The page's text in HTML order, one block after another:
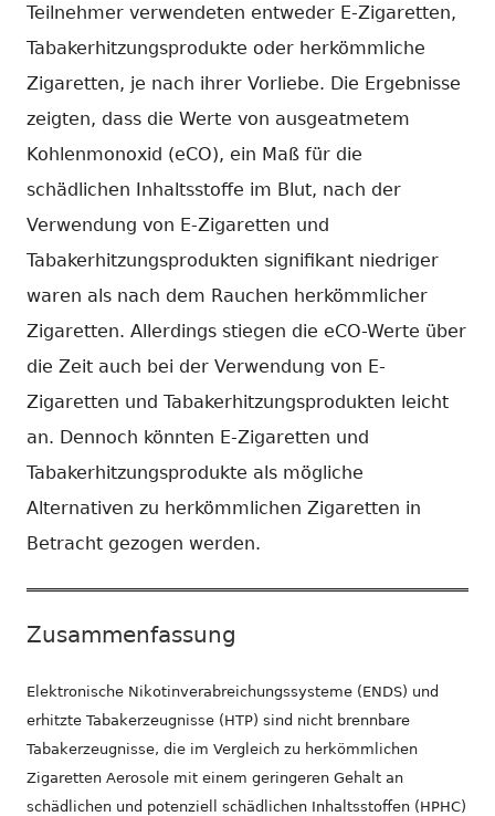
Teilnehmer verwendeten entweder E-Zigaretten,
Tabakerhitzungsprodukte oder herkömmliche
Zigaretten, je nach ihrer Vorliebe. Die Ergebnisse
zeigten, dass die Werte von ausgeatmetem
Kohlenmonoxid (eCO), ein Maß für die
schädlichen Inhaltsstoffe im Blut, nach der
Verwendung von E-Zigaretten und
Tabakerhitzungsprodukten signifikant niedriger
waren als nach dem Rauchen herkömmlicher
Zigaretten. Allerdings stiegen die eCO-Werte über
die Zeit auch bei der Verwendung von E-
Zigaretten und Tabakerhitzungsprodukten leicht
an. Dennoch könnten E-Zigaretten und
Tabakerhitzungsprodukte als mögliche
Alternativen zu herkömmlichen Zigaretten in
Betracht gezogen werden.
Zusammenfassung
Elektronische Nikotinverabreichungssysteme (ENDS) und
erhitzte Tabakerzeugnisse (HTP) sind nicht brennbare
Tabakerzeugnisse, die im Vergleich zu herkömmlichen
Zigaretten Aerosole mit einem geringeren Gehalt an
schädlichen und potenziell schädlichen Inhaltsstoffen (HPHC)